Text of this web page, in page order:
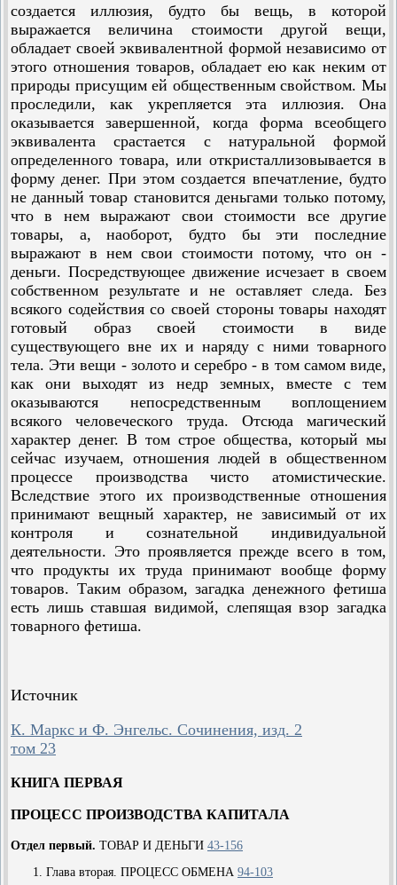
создается иллюзия, будто бы вещь, в которой
выражается величина стоимости другой вещи,
обладает своей эквивалентной формой независимо от
этого отношения товаров, обладает ею как неким от
природы присущим ей общественным свойством. Мы
проследили, как укрепляется эта иллюзия. Она
оказывается завершенной, когда форма всеобщего
эквивалента срастается с натуральной формой
определенного товара, или откристаллизовывается в
форму денег. При этом создается впечатление, будто
не данный товар становится деньгами только потому,
что в нем выражают свои стоимости все другие
товары, а, наоборот, будто бы эти последние
выражают в нем свои стоимости потому, что он -
деньги. Посредствующее движение исчезает в своем
собственном результате и не оставляет следа. Без
всякого содействия со своей стороны товары находят
готовый образ своей стоимости в виде
существующего вне их и наряду с ними товарного
тела. Эти вещи - золото и серебро - в том самом виде,
как они выходят из недр земных, вместе с тем
оказываются непосредственным воплощением
всякого человеческого труда. Отсюда магический
характер денег. В том строе общества, который мы
сейчас изучаем, отношения людей в общественном
процессе производства чисто атомистические.
Вследствие этого их производственные отношения
принимают вещный характер, не зависимый от их
контроля и сознательной индивидуальной
деятельности. Это проявляется прежде всего в том,
что продукты их труда принимают вообще форму
товаров. Таким образом, загадка денежного фетиша
есть лишь ставшая видимой, слепящая взор загадка
товарного фетиша.
Источник
К. Маркс и Ф. Энгельс. Сочинения, изд. 2
том 23
КНИГА ПЕРВАЯ
ПРОЦЕСС ПРОИЗВОДСТВА КАПИТАЛА
Отдел первый. ТОВАР И ДЕНЬГИ 43-156
Глава вторая. ПРОЦЕСС ОБМЕНА 94-103